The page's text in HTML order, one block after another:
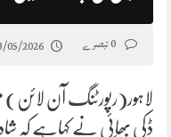
05/2026
لاہور(رپورٹنگ آن لائن)
ڈکی بھائی نے کہاہے کہ